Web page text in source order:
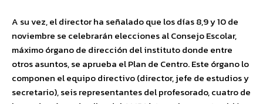
A su vez, el director ha señalado que los días 8,9 y 10 de
noviembre se celebrarán elecciones al Consejo Escolar,
máximo órgano de dirección del instituto donde entre
otros asuntos, se aprueba el Plan de Centro. Este órgano lo
componen el equipo directivo (director, jefe de estudios y
secretario), seis representantes del profesorado, cuatro de